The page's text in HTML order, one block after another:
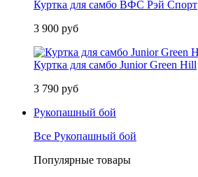
Куртка для самбо ВФС Рэй Спорт
3 900 руб
Куртка для самбо Junior Green Hill
3 790 руб
Рукопашный бой
Все Рукопашный бой
Популярные товары